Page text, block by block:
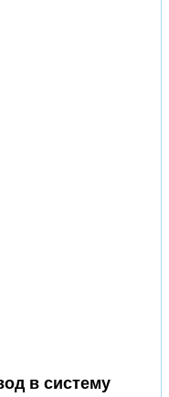
в систему